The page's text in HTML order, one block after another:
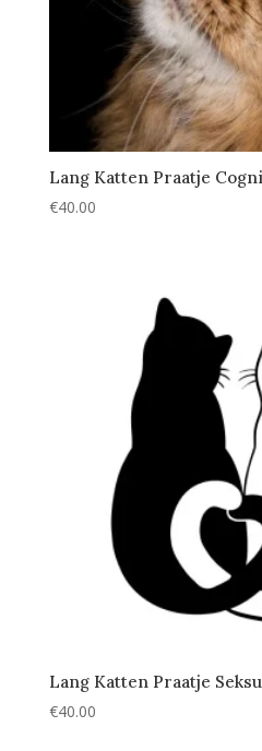
Lang Katten Praatje
€40.00
Lang Katten Praatje
€40.00